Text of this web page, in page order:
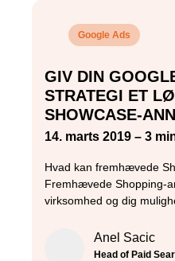
Google Ads
GIV DIN
STRATEGI ET
SHOWCASE-
14. marts 2019 – 3
Hvad kan fremhævede
Fremhævede Shopping-
virksomhed og dig
Anel Sacic
Head of Paid